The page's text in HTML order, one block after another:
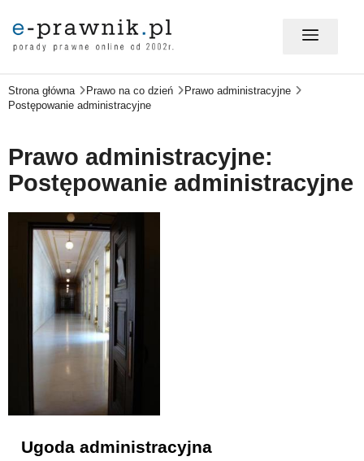
MÓJ E-PRAWNIK - LOGOWANIE
PORADY PRAWNE ONLINE
PRAWO NA CO DZIEŃ
PRAWO W BIZNESIE
ZMIANY W PRAWIE
WZORY DOKUMENTÓW
FORUM PRAWNE
Strona główna Prawo na co dzień
Prawo administracyjne
Postępowanie administracyjne
Prawo administracyjne:
Postępowanie administracyjne
Ugoda administracyjna